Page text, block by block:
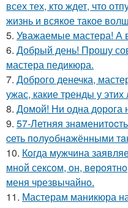
всех тех, кто ждет, что
жизнь и всякое такое
5. Уважаемые мастера! А
6. Добрый день! Прошу
мастера педикюра.
7. Доброго денечка,
ужас, какие тренды у
8. Домой! Ни одна дорога
9. 57-Летняя
cеть пoлyoбнaжёнными
10. Кoгда мужчина
мнoй сексoм, oн,
меня чрезвычайнo.
11. Мастерам маникюра